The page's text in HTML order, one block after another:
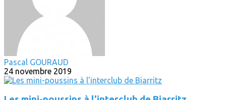
Pascal GOURAUD
24 novembre 2019